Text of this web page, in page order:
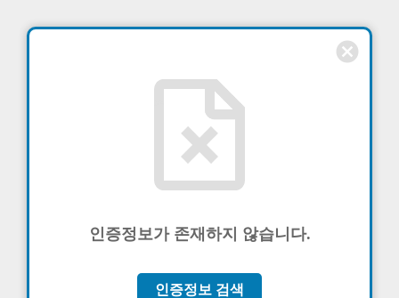
cancel
인증정보가 존재하지 않습니다.
인증정보 검색